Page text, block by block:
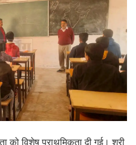
को विशेष प्राथमिकता दी गई। श्री